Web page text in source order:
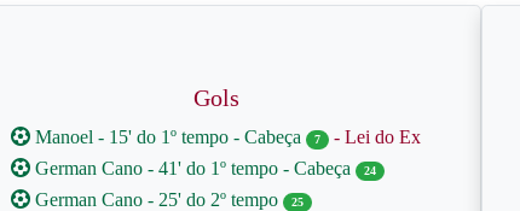
Gols
Manoel - 15' do 1º tempo - Cabeça 7
- Lei do Ex
German Cano - 41' do 1º tempo - Cabeça
24
German Cano - 25' do 2º tempo 25